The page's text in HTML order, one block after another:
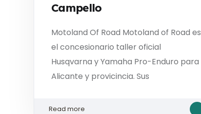
Campello
Motoland Of Road Motoland of Road es
el concesionario taller oficial
Husqvarna y Yamaha Pro-Enduro para
Alicante y provicincia. Sus
Read more